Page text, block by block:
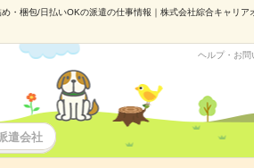
・梱包/日払いOKの派遣の仕事情報｜株式会社綜合キャリ
ヘルプ・お問
遣会社